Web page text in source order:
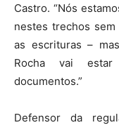
Castro. “Nós
nestes trechos sem
as escrituras –
Rocha vai
documentos.”
Defensor da